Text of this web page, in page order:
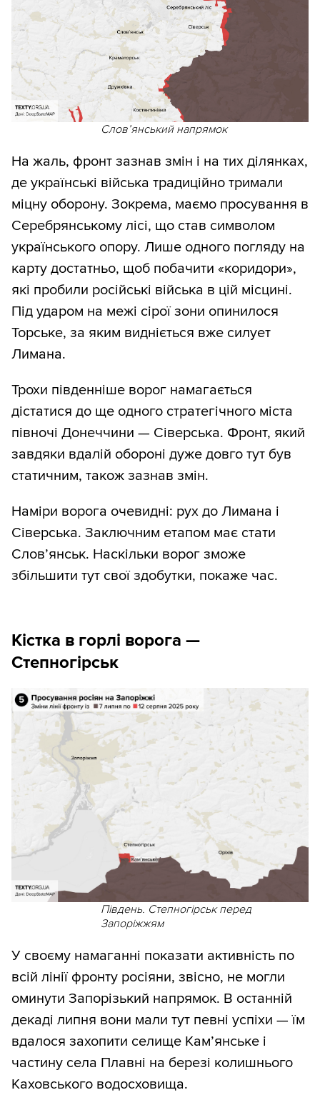
Словʼянський напрямок
На жаль, фронт зазнав змін і на тих ділянках,
де українські війська традиційно тримали
міцну оборону. Зокрема, маємо просування в
Серебрянському лісі, що став символом
українського опору. Лише одного погляду на
карту достатньо, щоб побачити «коридори»,
які пробили російські війська в цій місцині.
Під ударом на межі сірої зони опинилося
Торське, за яким видніється вже силует
Лимана.
Трохи південніше ворог намагається
дістатися до ще одного стратегічного міста
півночі Донеччини — Сіверська. Фронт, який
завдяки вдалій обороні дуже довго тут був
статичним, також зазнав змін.
Наміри ворога очевидні: рух до Лимана і
Сіверська. Заключним етапом має стати
Слов’янськ. Наскільки ворог зможе
збільшити тут свої здобутки, покаже час.
Кістка в горлі ворога —
Степногірськ
Південь. Степногірськ перед
Запоріжжям
У своєму намаганні показати активність по
всій лінії фронту росіяни, звісно, не могли
оминути Запорізький напрямок. В останній
декаді липня вони мали тут певні успіхи — їм
вдалося захопити селище Кам’янське і
частину села Плавні на березі колишнього
Каховського водосховища.